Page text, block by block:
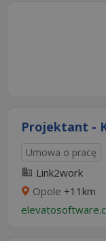
Projektant -
Umowa o pracę
Link2work
Opole +11km